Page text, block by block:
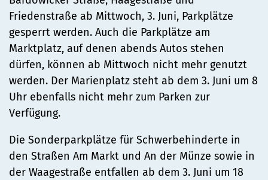
Friedenstraße ab Mittwoch, 3. Juni, Parkplätze
gesperrt werden. Auch die Parkplätze am
Marktplatz, auf denen abends Autos stehen
dürfen, können ab Mittwoch nicht mehr genutzt
werden. Der Marienplatz steht ab dem 3. Juni um 8
Uhr ebenfalls nicht mehr zum Parken zur
Verfügung.
Die Sonderparkplätze für Schwerbehinderte in
den Straßen Am Markt und An der Münze sowie in
der Waagestraße entfallen ab dem 3. Juni um 18